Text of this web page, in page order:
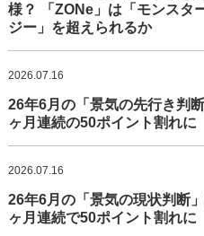
様？ 「ZONe」は「モンスタ
ジー」を超えられるか
2026.07.16
26年6月の「景気の先行き判
ヶ月連続の50ポイント割れに
2026.07.16
26年6月の「景気の現状判断
ヶ月連続で50ポイント割れに